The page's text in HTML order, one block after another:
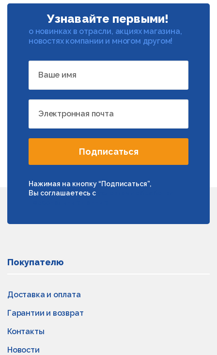
Узнавайте первыми!
о новинках в отрасли, акциях магазина,
новостях компании и многом другом!
Ваше имя
Электронная почта
Подписаться
Нажимая на кнопку “Подписаться”,
Вы соглашаетесь с
Покупателю
Доставка и оплата
Гарантии и возврат
Контакты
Новости